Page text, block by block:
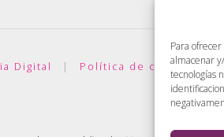
Para
almacenar
tecnologías
Digital |
Política de cookies (UE)